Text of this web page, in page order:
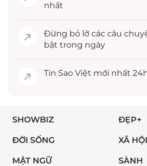
nhất
Đừng bỏ lỡ các câu
bật trong ngày
Tin Sao Việt mới nhất
SHOWBIZ ĐẸP+
ĐỜI SỐNG XÃ HỘI
MẬT NGỮ SÀNH